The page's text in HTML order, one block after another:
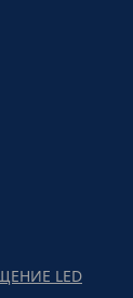
LED